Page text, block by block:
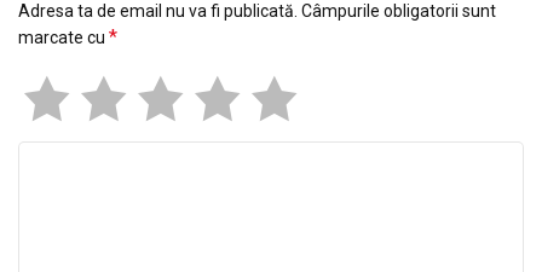
Adresa ta de email nu va fi publicată. Câmpurile obligatorii sunt
marcate cu *